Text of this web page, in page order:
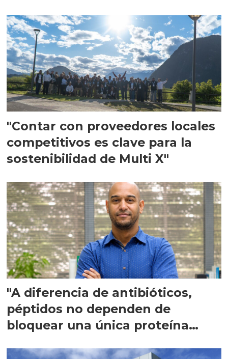
"Contar con proveedores locales
competitivos es clave para la
sostenibilidad de Multi X"
"A diferencia de antibióticos,
péptidos no dependen de
bloquear una única proteína